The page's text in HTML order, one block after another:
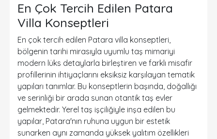
En Çok Tercih Edilen Patara
Villa Konseptleri
En çok tercih edilen Patara villa konseptleri,
bölgenin tarihi mirasıyla uyumlu taş mimariyi
modern lüks detaylarla birleştiren ve farklı misafir
profillerinin ihtiyaçlarını eksiksiz karşılayan tematik
yapıları tanımlar. Bu konseptlerin başında, doğallığı
ve serinliği bir arada sunan otantik taş evler
gelmektedir. Yerel taş işçiliğiyle inşa edilen bu
yapılar, Patara'nın ruhuna uygun bir estetik
sunarken aynı zamanda yüksek yalıtım özellikleri